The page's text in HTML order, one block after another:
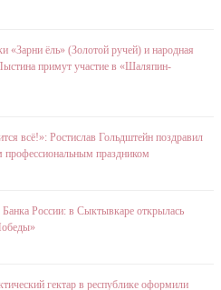
«Зарни ёль» (Золотой ручей) и народная
примут участие в «Шаляпин-
всё!»: Ростислав Гольдштейн поздравил
профессиональным праздником
России: в Сыктывкаре открылась
гектар в республике оформили